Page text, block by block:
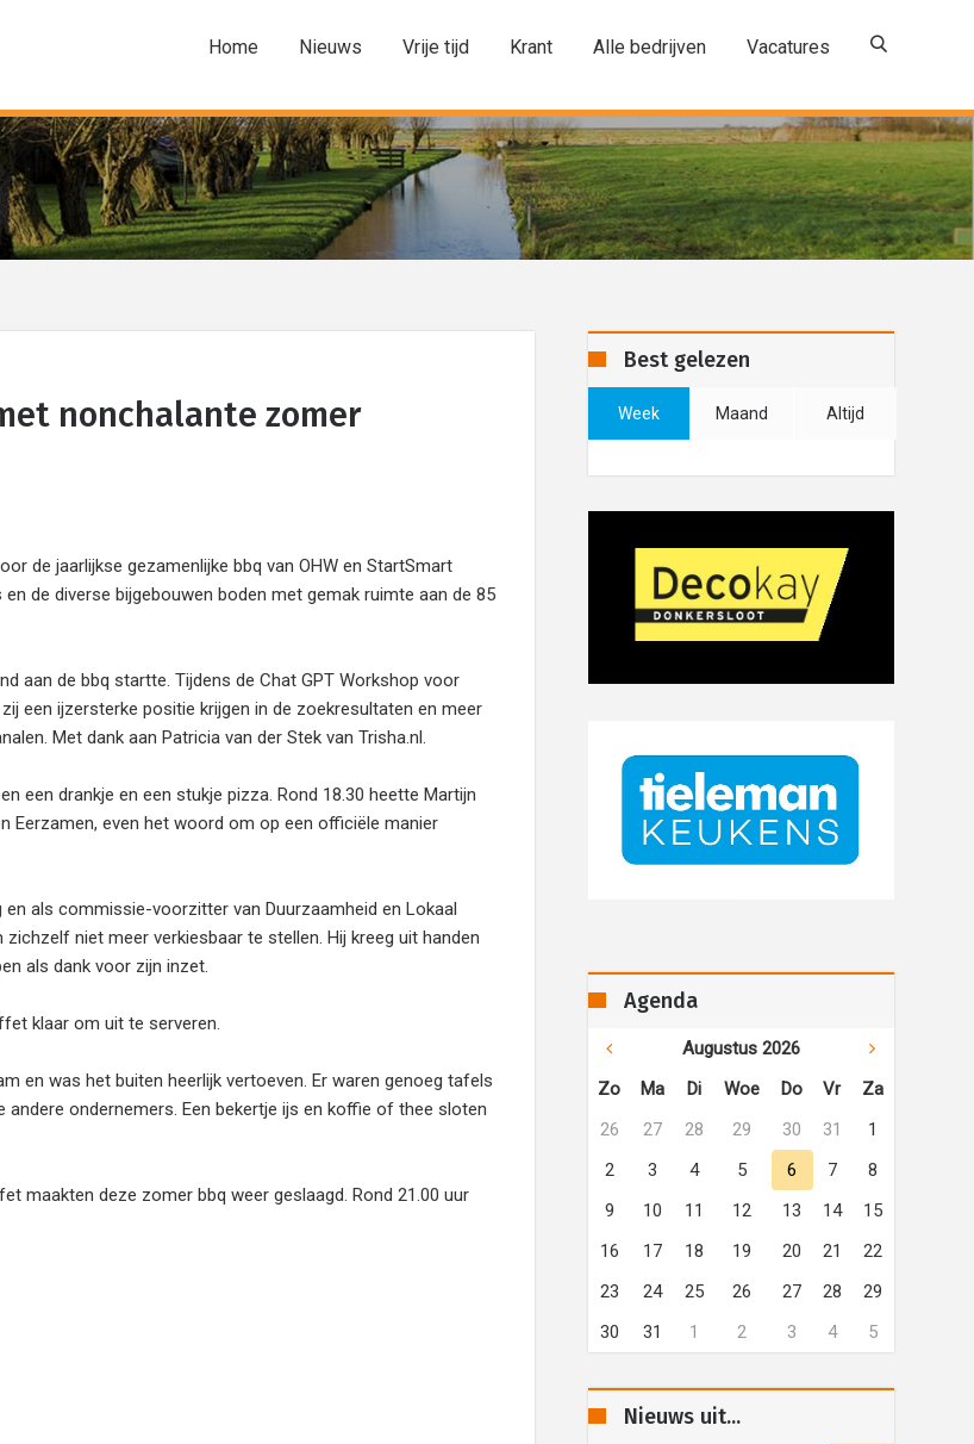
Home Nieuws Vrije tijd Krant Alle bedrijven Vacatures
nonchalante zomer
de jaarlijkse gezamenlijke bbq van OHW en StartSmart
de diverse bijgebouwen boden met gemak ruimte aan de 85
aan de bbq startte. Tijdens de Chat GPT Workshop voor
een ijzersterke positie krijgen in de zoekresultaten en meer
Met dank aan Patricia van der Stek van Trisha.nl.
een drankje en een stukje pizza. Rond 18.30 heette Martijn
Eerzamen, even het woord om op een officiële manier
als commissie-voorzitter van Duurzaamheid en Lokaal
niet meer verkiesbaar te stellen. Hij kreeg uit handen
als dank voor zijn inzet.
klaar om uit te serveren.
en was het buiten heerlijk vertoeven. Er waren genoeg tafels
ondernemers. Een bekertje ijs en koffie of thee sloten
maakten deze zomer bbq weer geslaagd. Rond 21.00 uur
Best gelezen
Week Maand Altijd
Agenda
Augustus 2026
Zo
Ma Di Woe Do Vr
Za
26
27 28 29 30 31
1
2
3 4 5 6 7
8
9
10 11 12 13 14
15
16
17 18 19 20 21
22
23
24 25 26 27 28
29
30
31 1 2 3 4 5
Nieuws uit...